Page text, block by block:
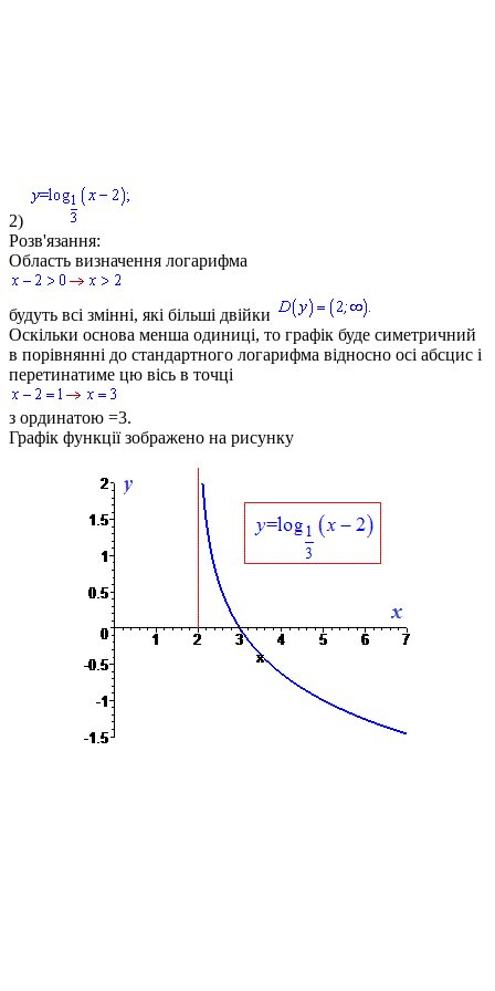
2)
Розв'язання:
Область визначення логарифма
будуть всі змінні, які більші двійки
Оскільки основа менша одиниці, то графік буде симетричний
в порівнянні до стандартного логарифма відносно осі абсцис і
перетинатиме цю вісь в точці
з ординатою =3.
Графік функції зображено на рисунку